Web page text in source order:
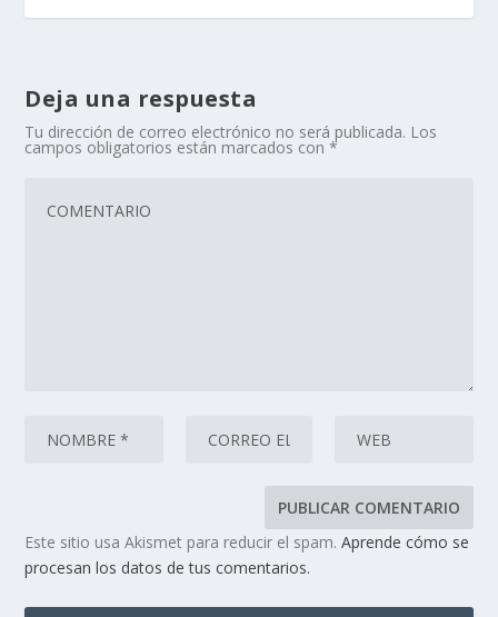
Deja una respuesta
Tu dirección de correo electrónico no será publicada. Los
campos obligatorios están marcados con*
Este sitio usa Akismet para reducir el spam.Aprende cómo se
procesan los datos de tus comentarios.